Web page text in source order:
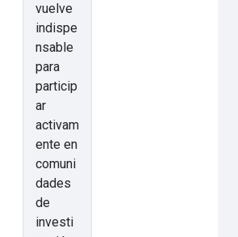
vuelve
indispe
nsable
para
particip
ar
activam
ente en
comuni
dades
de
investi